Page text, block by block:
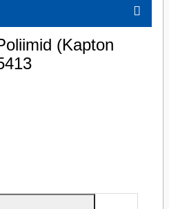
(Kapton